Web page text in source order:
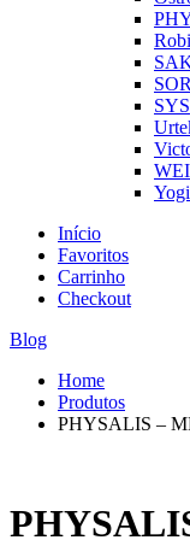
SYS
Início
Favoritos
Carrinho
Checkout
Blog
Home
Produtos
PHYSALIS –